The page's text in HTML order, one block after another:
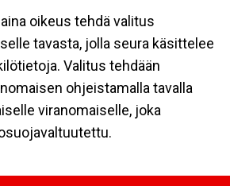
oikeus tehdä valitus
tavasta, jolla seura käsittelee
Valitus tehdään
ohjeistamalla tavalla
viranomaiselle, joka